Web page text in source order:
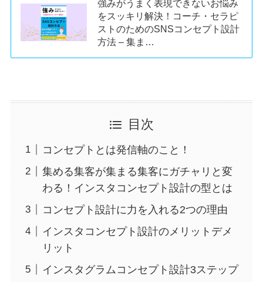
強みがうまく表現できないお悩み
をスッキリ解決！コーチ・セラピ
ストのためのSNSコンセプト設計
方法 – 集ま…
目次
コンセプトとは発信軸のこと！
集める集客が集まる集客にガチャリと変
わる！インスタコンセプト設計の型とは
コンセプト設計に力を入れる2つの理由
インスタコンセプト設計のメリットデメ
リット
インスタグラムコンセプト設計3ステップ